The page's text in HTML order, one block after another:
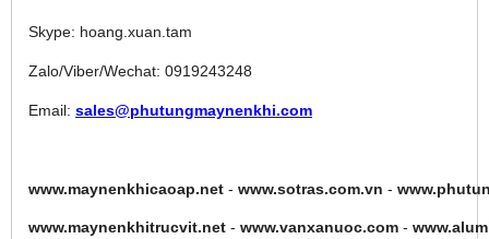
Skype: hoang.xuan.tam
Zalo/Viber/Wechat: 0919243248
Email: sales@phutungmaynenkhi.com
www.maynenkhicaoap.net - www.sotras.com.vn -
www.maynenkhitrucvit.net - www.vanxanuoc.com -